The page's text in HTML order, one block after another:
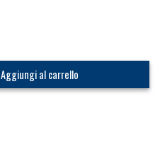
Aggiungi al carrello